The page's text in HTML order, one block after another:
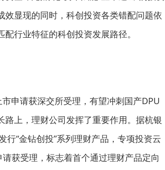
显现的同时，科创投资各类错配问题依
行业特征的科创投资发展路径。
请获深交所受理，有望冲刺国产DPU
路上，理财公司发挥了重要作用。据杭银
“金钻创投”系列理财产品，专项投资云
获受理，标志着首个通过理财产品定向